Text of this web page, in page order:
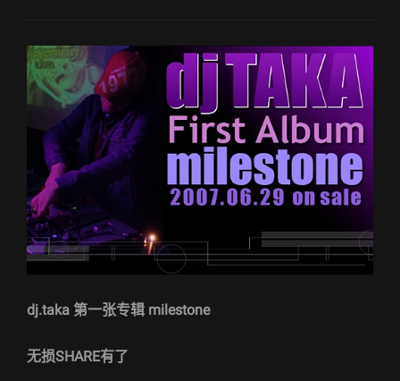
dj.taka 第一张专辑 milestone
无损SHARE有了